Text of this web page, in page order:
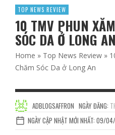
TOP NEWS REVIEW
10 TMV PHUN
SÓC DA Ở LONG AN
Home » Top News Review »
Chăm Sóc Da ở Long An
ADBLOGSAFFRON NGÀY ĐĂNG:
NGÀY CẬP NHẬT MỚI NHẤT: 09/